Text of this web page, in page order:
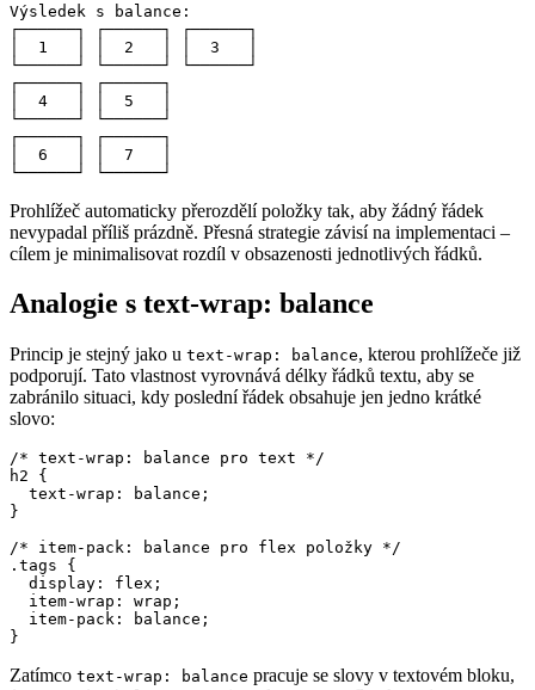
Výsledek s balance:
┌──────┐ ┌──────┐ ┌──────┐
│  1   │ │  2   │ │  3   │
└──────┘ └──────┘ └──────┘
┌──────┐ ┌──────┐
│  4   │ │  5   │
└──────┘ └──────┘
┌──────┐ ┌──────┐
│  6   │ │  7   │
└──────┘ └──────┘
Prohlížeč automaticky přerozdělí položky tak, aby žádný řádek
nevypadal příliš prázdně. Přesná strategie závisí na implementaci –
cílem je minimalisovat rozdíl v obsazenosti jednotlivých řádků.
Analogie s text-wrap: balance
Princip je stejný jako u text-wrap: balance, kterou prohlížeče již
podporují. Tato vlastnost vyrovnává délky řádků textu, aby se
zabránilo situaci, kdy poslední řádek obsahuje jen jedno krátké
slovo:
/* text-wrap: balance pro text */
h2 {
  text-wrap: balance;
}
/* item-pack: balance pro flex položky */
.tags {
  display: flex;
  item-wrap: wrap;
  item-pack: balance;
}
Zatímco text-wrap: balance pracuje se slovy v textovém bloku,